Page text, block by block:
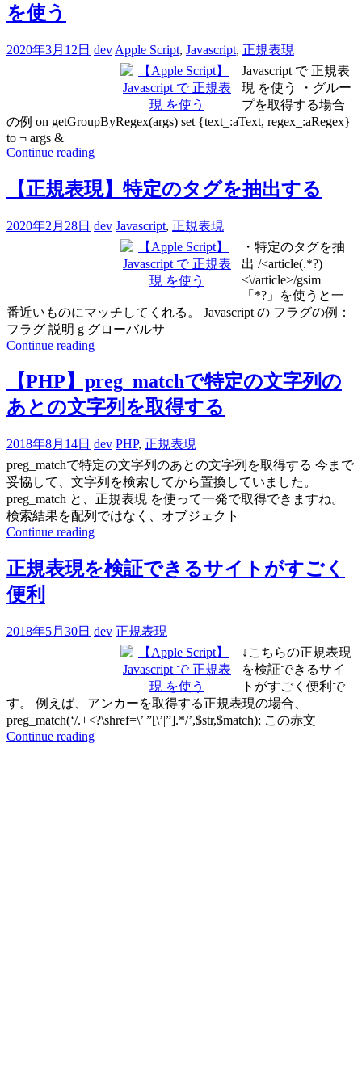
を使う
2020年3月12日 dev Apple Script, Javascript, 正規表現
Javascript で 正規表
現 を使う ・グルー
プを取得する場合
の例 on getGroupByRegex(args) set {text_:aText, regex_:aRegex}
to ¬ args &
Continue reading
【正規表現】特定のタグを抽出する
2020年2月28日 dev Javascript, 正規表現
・特定のタグを抽
出 /<article(.*?)
<\/article>/gsim
「*?」を使うと一
番近いものにマッチしてくれる。 Javascript の フラグの例：
フラグ 説明 g グローバルサ
Continue reading
【PHP】preg_matchで特定の文字列の
あとの文字列を取得する
2018年8月14日 dev PHP, 正規表現
preg_matchで特定の文字列のあとの文字列を取得する 今まで
妥協して、文字列を検索してから置換していました。
preg_match と、正規表現 を使って一発で取得できますね。
検索結果を配列ではなく、オブジェクト
Continue reading
正規表現を検証できるサイトがすごく
便利
2018年5月30日 dev 正規表現
↓こちらの正規表現
を検証できるサイ
トがすごく便利で
す。 例えば、アンカーを取得する正規表現の場合、
preg_match(‘/.+<?\shref=\’|”[\’|”].*/’,$str,$match); この赤文
Continue reading